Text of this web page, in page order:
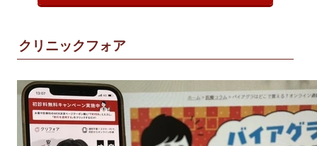
クリニックフォア